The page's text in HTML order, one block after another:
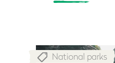
National parks